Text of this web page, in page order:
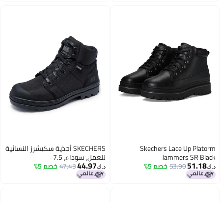
Skechers Lace Up Platorm
Jammers SR Black
د.ك‏51.18
53.90خصم 5%
SKECHERS أحذية سكيشرز النسائية
للعمل، سوداء، 7.5
د.ك‏44.97
47.43خصم 5%